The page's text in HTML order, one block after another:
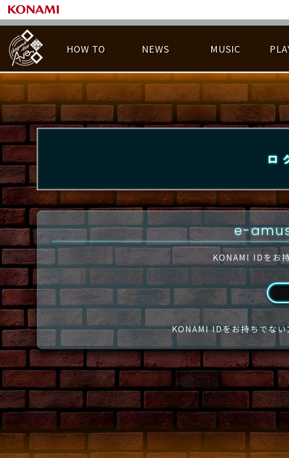
HOW TO NEWS MUSIC
遊
PLAY DATA TOP EMBLEM
称号 プレー履歴
ライバル一覧 逆ライバル一
大会参加
LICENSE HIT CHART ORIGINAL HIT
ロ
e-
KONAMI IDをお
KONAMI IDをお持ちでない